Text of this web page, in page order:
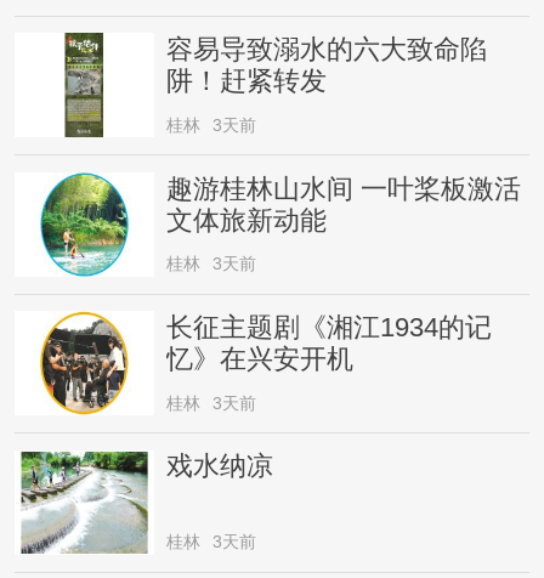
容易导致溺水的六大致命陷
阱！赶紧转发
桂林 3天前
趣游桂林山水间 一叶桨板激活
文体旅新动能
桂林 3天前
长征主题剧《湘江1934的记
忆》在兴安开机
桂林 3天前
戏水纳凉
桂林 3天前